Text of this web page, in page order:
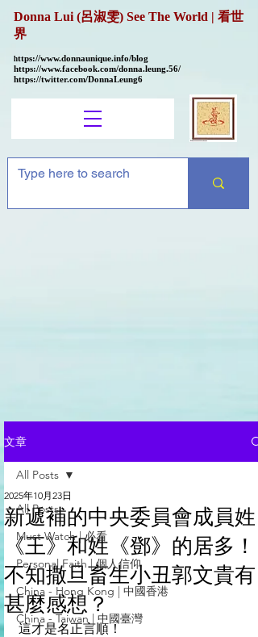
Donna Lui (呂淑雯) See The World | 看世
界
https://www.donnaunique.info/blog
https://www.facebook.com/donna.leung.56/
https://twitter.com/DonnaLeung6
文章
All Posts
Must Watch | 必看
Personal Faith | 個人信仰
China - Hong Kong | 中國香港
China - Taiwan | 中國臺灣
All Posts
新遞補的中央委員會成員姓
《王》和姓《鄧》的居多！
不知撒旦畜生小丑郭文貴有
甚麼感想？
2025年10月23日
這才是名正言順！